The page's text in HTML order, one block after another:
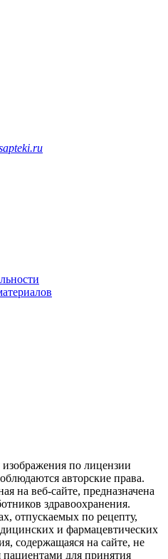
по лицензии
авторские права.
на веб-сайте, предназначена
здравоохранения.
отпускаемых по рецепту,
и фармацевтических
содержащаяся на сайте, не
пациентами для принятия